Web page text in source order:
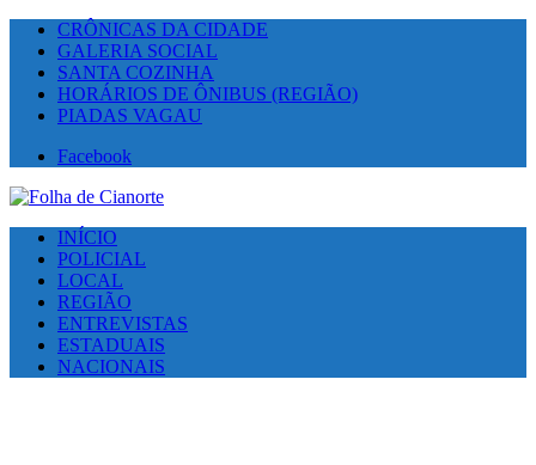
CRÔNICAS DA CIDADE
GALERIA SOCIAL
SANTA COZINHA
HORÁRIOS DE ÔNIBUS (REGIÃO)
PIADAS VAGAU
Facebook
INÍCIO
POLICIAL
LOCAL
REGIÃO
ENTREVISTAS
ESTADUAIS
NACIONAIS